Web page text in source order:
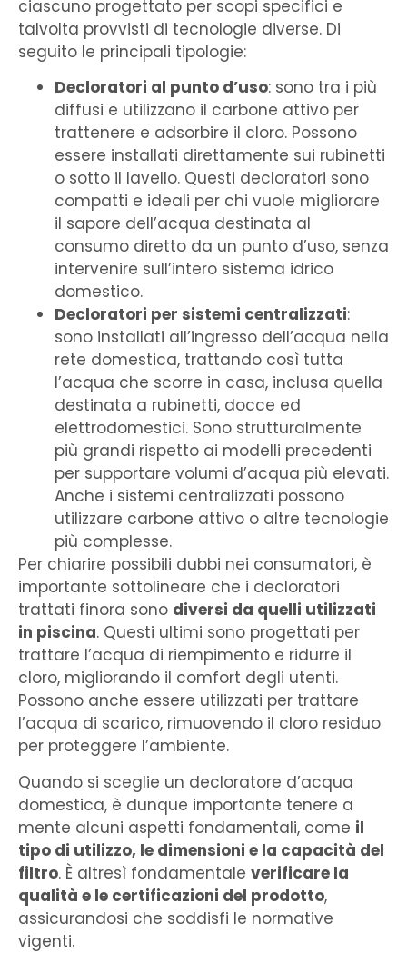
ciascuno progettato per scopi specifici e
talvolta provvisti di tecnologie diverse. Di
seguito le principali tipologie:
Decloratori al punto d’uso: sono tra i più
diffusi e utilizzano il carbone attivo per
trattenere e adsorbire il cloro. Possono
essere installati direttamente sui rubinetti
o sotto il lavello. Questi decloratori sono
compatti e ideali per chi vuole migliorare
il sapore dell’acqua destinata al
consumo diretto da un punto d’uso, senza
intervenire sull’intero sistema idrico
domestico.
Decloratori per sistemi centralizzati:
sono installati all’ingresso dell’acqua nella
rete domestica, trattando così tutta
l’acqua che scorre in casa, inclusa quella
destinata a rubinetti, docce ed
elettrodomestici. Sono strutturalmente
più grandi rispetto ai modelli precedenti
per supportare volumi d’acqua più elevati.
Anche i sistemi centralizzati possono
utilizzare carbone attivo o altre tecnologie
più complesse.
Per chiarire possibili dubbi nei consumatori, è
importante sottolineare che i decloratori
trattati finora sono diversi da quelli utilizzati
in piscina. Questi ultimi sono progettati per
trattare l’acqua di riempimento e ridurre il
cloro, migliorando il comfort degli utenti.
Possono anche essere utilizzati per trattare
l’acqua di scarico, rimuovendo il cloro residuo
per proteggere l’ambiente.
Quando si sceglie un decloratore d’acqua
domestica, è dunque importante tenere a
mente alcuni aspetti fondamentali, come il
tipo di utilizzo, le dimensioni e la capacità del
filtro. È altresì fondamentale verificare la
qualità e le certificazioni del prodotto,
assicurandosi che soddisfi le normative
vigenti.